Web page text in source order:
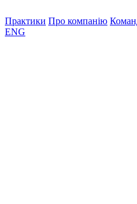
Практики Про компанію
ENG